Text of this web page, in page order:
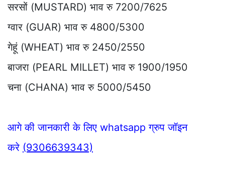
सरसों (MUSTARD) भाव रु 7200/7625
ग्वार (GUAR) भाव रु 4800/5300
गेहूं (WHEAT) भाव रु 2450/2550
बाजरा (PEARL MILLET) भाव रु 1900/1950
चना (CHANA) भाव रु 5000/5450
आगे की जानकारी के लिए whatsapp ग्रुप जॉइन
करे (9306639343)